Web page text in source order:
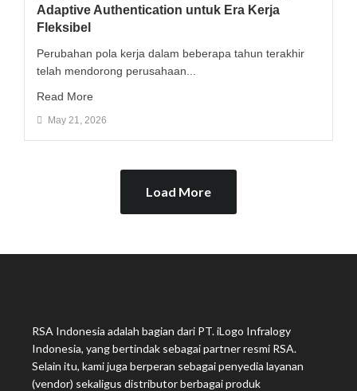
Adaptive Authentication untuk Era Kerja
Fleksibel
Perubahan pola kerja dalam beberapa tahun terakhir
telah mendorong perusahaan...
Read More
May 21, 2026
Load More
RSA Indonesia adalah bagian dari PT. iLogo Infralogy
Indonesia, yang bertindak sebagai partner resmi RSA.
Selain itu, kami juga berperan sebagai penyedia layanan
(vendor) sekaligus distributor berbagai produk